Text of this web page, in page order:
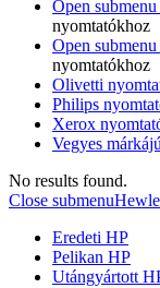
Open
nyomtatókhoz
Open
nyomtatókhoz
Olivetti
Philips
Xerox
Vegyes
No results found.
Close submenu
Eredeti HP
Pelikan HP
Utángyártott